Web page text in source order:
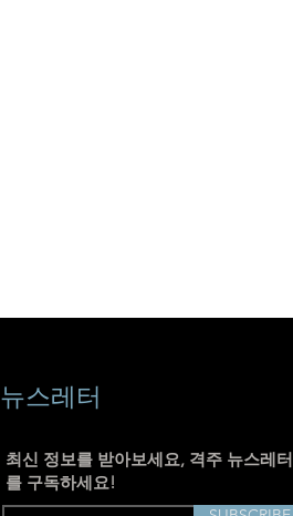
뉴스레터
최신 정보를 받아보세요, 격주 뉴스레터
를 구독하세요!